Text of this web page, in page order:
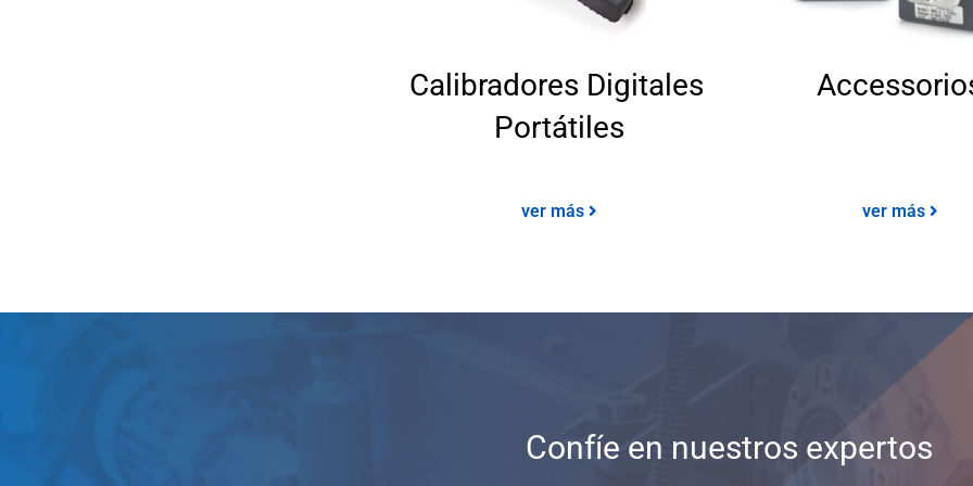
Calibradores Digitales
Portátiles
ver más ver más
Confíe en nuestros expertos